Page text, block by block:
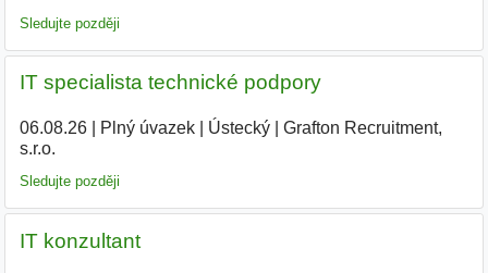
Sledujte později
IT specialista technické podpory
06.08.26| Plný úvazek| Ústecký|
Grafton Recruitment,
s.r.o.
Sledujte později
IT konzultant